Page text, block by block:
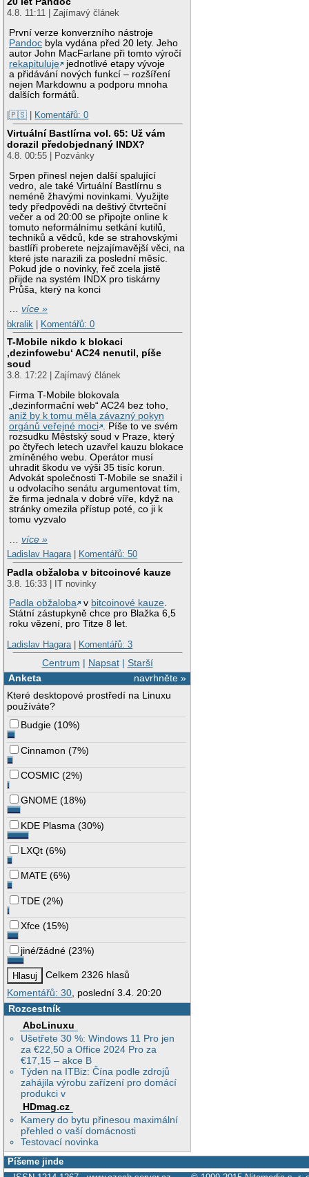
4.8. 11:11 | Zajímavý článek
První verze konverzního nástroje
Pandoc byla vydána před 20 lety. Jeho
autor John MacFarlane při tomto výročí
rekapituluje
jednotlivé etapy vývoje
a přidávání nových funkcí – rozšíření
nejen Markdownu a podporu mnoha
dalších formátů.
|🇵🇸
Komentářů: 0
Virtuální Bastlírna vol. 65: Už vám
dorazil předobjednaný INDX?
4.8. 00:55 | Pozvánky
Srpen přinesl nejen další spalující
vedro, ale také Virtuální Bastlírnu s
neméně žhavými novinkami. Využijte
tedy předpovědi na deštivý čtvrteční
večer a od 20:00 se připojte online k
tomuto neformálnímu setkání kutilů,
techniků a vědců, kde se strahovskými
bastlíři proberete nejzajímavější věci, na
které jste narazili za poslední měsíc.
Pokud jde o novinky, řeč zcela jistě
přijde na systém INDX pro tiskárny
Průša, který na konci
…více »
bkralik | Komentářů: 0
T-Mobile nikdo k blokaci
‚dezinfowebu‘ AC24 nenutil, píše
soud
3.8. 17:22 | Zajímavý článek
Firma T-Mobile blokovala
„dezinformační web“ AC24 bez toho,
aniž by k tomu měla závazný pokyn
orgánů veřejné moci
. Píše to ve svém
rozsudku Městský soud v Praze, který
po čtyřech letech uzavřel kauzu blokace
zmíněného webu. Operátor musí
uhradit škodu ve výši 35 tisíc korun.
Advokát společnosti T-Mobile se snažil i
u odvolacího senátu argumentovat tím,
že firma jednala v dobré víře, když na
stránky omezila přístup poté, co ji k
tomu vyzvalo
…více »
Ladislav Hagara| Komentářů: 50
Padla obžaloba v bitcoinové kauze
3.8. 16:33 | IT novinky
Padla obžaloba
v bitcoinové kauze.
Státní zástupkyně chce pro Blažka 6,5
roku vězení, pro Titze 8 let.
Ladislav Hagara| Komentářů: 3
Centrum | Napsat| Starší
navrhněte »
Anketa
Které desktopové prostředí na Linuxu
používáte?
Budgie (10%)
Cinnamon (7%)
COSMIC (2%)
GNOME (18%)
KDE Plasma (30%)
LXQt (6%)
MATE (6%)
TDE (2%)
Xfce (15%)
jiné/žádné (23%)
Celkem 2326 hlasů
Komentářů: 30 , poslední 3.4. 20:20
Rozcestník
AbcLinuxu
Ušetřete 30 %: Windows 11 Pro jen
za €22,50 a Office 2024 Pro za
€17,15 – akce B
Týden na ITBiz: Čína podle zdrojů
zahájila výrobu zařízení pro domácí
produkci v
HDmag.cz
Kamery do bytu přinesou maximální
přehled o vaší domácnosti
Testovací novinka
Píšeme jinde